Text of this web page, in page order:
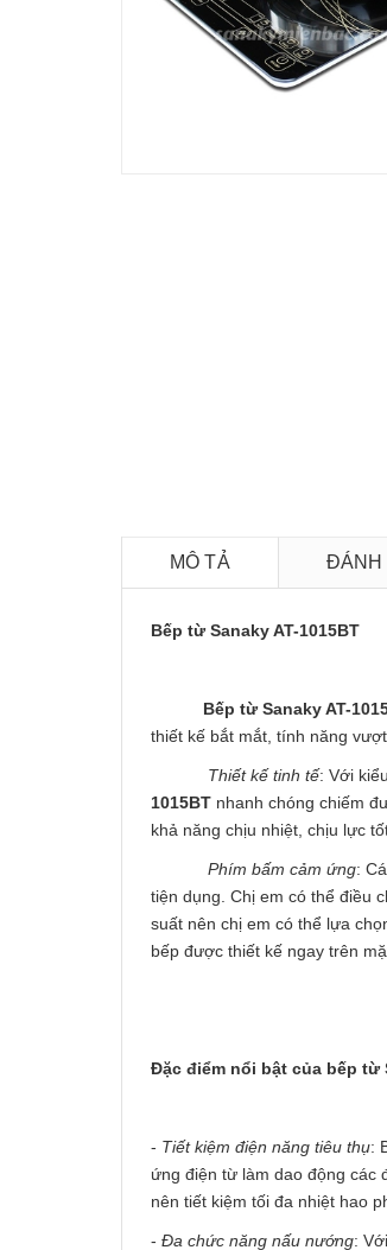
MÔ TẢ ĐÁNH
Bếp từ Sanaky AT-1015BT
Bếp từSanaky AT-
thiết kế bắt mắt, tính năng
Thiết kế tinh tế: Với
1015BT nhanh chóng chiếm
khả năng chịu nhiệt, chịu lực
Phím bấm cảm ứng:
tiện dụng. Chị em có thể điều
suất nên chị em có thể lựa
bếp được thiết kế ngay trên
Đặc điểm nổi bật của bếp từ
- Tiết kiệm điện năng tiêu thụ:
ứng điện từ làm dao động các
nên tiết kiệm tối đa nhiệt hao
- Đa chức năng nấu nướng: